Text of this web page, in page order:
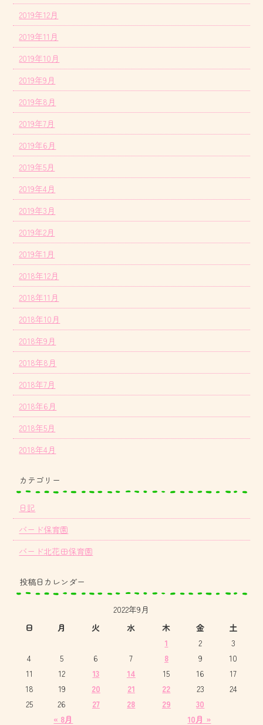
2019年12月
2019年11月
2019年10月
2019年9月
2019年8月
2019年7月
2019年6月
2019年5月
2019年4月
2019年3月
2019年2月
2019年1月
2018年12月
2018年11月
2018年10月
2018年9月
2018年8月
2018年7月
2018年6月
2018年5月
2018年4月
カテゴリー
日記
バード保育園
バード北花田保育園
投稿日カレンダー
2022年9月
日
月 火 水 木 金 土
« 8月 10月 »
1 2
3
4
5 6 7 8 9
10
11
12 13 14 15 16
17
18
19 20 21 22 23
24
25
26 27 28 29 30